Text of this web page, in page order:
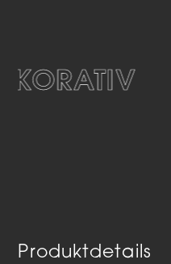
Produktdetails